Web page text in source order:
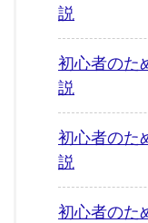
説
初心者の
説
初心者の
説
初心者の